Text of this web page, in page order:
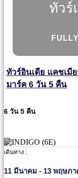
ทัวร์
ทัวร์อินเดีย แคชเมี
มาร์ค 6 วัน 5 คืน
6 วัน 5 คืน
เดินทาง :
11 มีนาคม - 13 พฤษภา